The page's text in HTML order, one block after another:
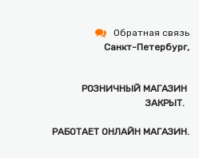
Обратная связь
Санкт-Петербург,
РОЗНИЧНЫЙ МАГАЗИН
ЗАКРЫТ.
РАБОТАЕТ ОНЛАЙН МАГАЗИН.